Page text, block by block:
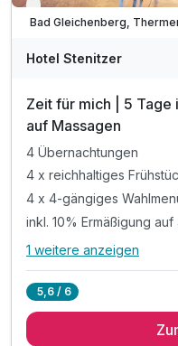
Verfügbar bis Dezember
Hotel Stenitzer
Zeit für mich | 5 Tage
auf Massagen
4 Übernachtungen
4 x reichhaltiges
4 x 4-gängiges
inkl. 10% Ermäßigung
Alle Inklusivleistungen
4 x reichhaltiges
1 weitere anzeigen
5,6 / 6